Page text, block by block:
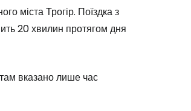
міста Трогір. Поїздка з
20 хвилин протягом дня
вказано лише час